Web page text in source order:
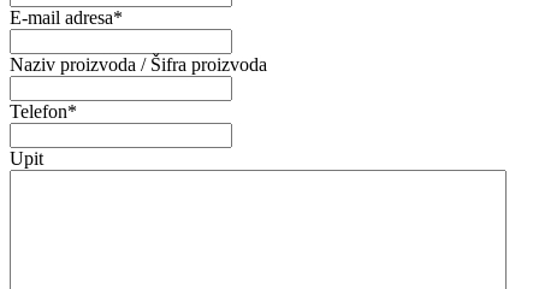
E-mail adresa*
Naziv proizvoda / Šifra proizvoda
Telefon*
Upit